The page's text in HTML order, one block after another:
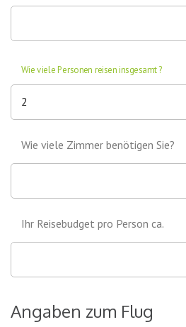
Wie viele Personen reisen insgesamt?
Wie viele Zimmer benötigen Sie?
Ihr Reisebudget pro Person ca.
Angaben zum Flug